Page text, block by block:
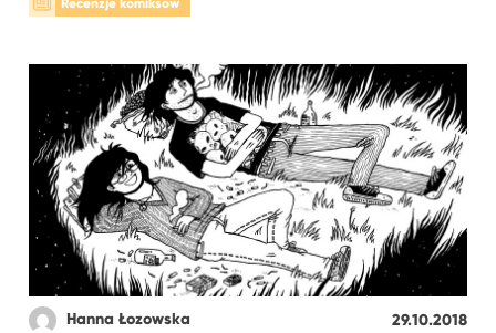
Recenzje komiksów
Hanna Łozowska
29.10.2018